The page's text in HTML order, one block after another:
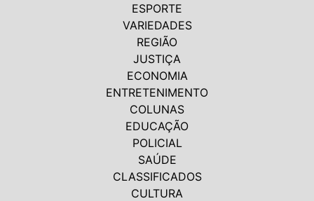
ESPORTE
VARIEDADES
REGIÃO
JUSTIÇA
ECONOMIA
ENTRETENIMENTO
COLUNAS
EDUCAÇÃO
POLICIAL
SAÚDE
CLASSIFICADOS
CULTURA